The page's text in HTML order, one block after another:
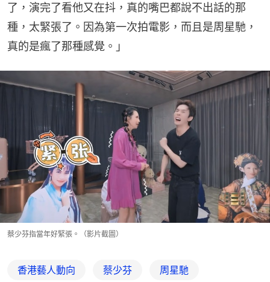
了，演完了看他又在抖，真的嘴巴都說不出話的那
種，太緊張了。因為第一次拍電影，而且是周星馳，
真的是瘋了那種感覺。」
蔡少芬指當年好緊張。（影片截圖）
香港藝人動向 蔡少芬 周星馳